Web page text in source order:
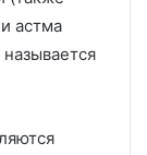
астма